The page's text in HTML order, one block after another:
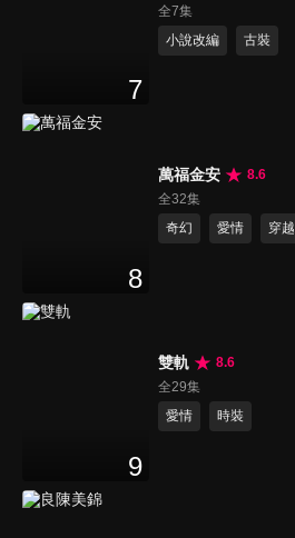
7
全7集
小說改編
古裝
8
萬福金安
8.6
全32集
奇幻
愛情 穿越
9
雙軌
8.6
全29集
愛情
時裝